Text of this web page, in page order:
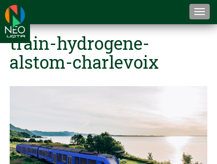
train-hydrogene-
alstom-charlevoix